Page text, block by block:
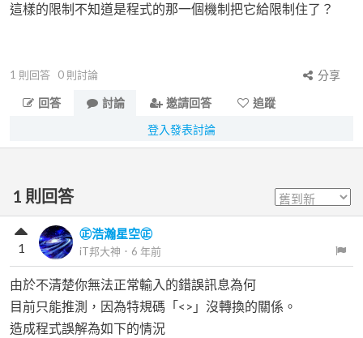
這樣的限制不知道是程式的那一個機制把它給限制住了？
1 則回答 0 則討論
分享
回答
討論 邀請回答
追蹤
登入發表討論
1 則回答
㊣浩瀚星空㊣
iT邦大神 ． 6 年前
1
由於不清楚你無法正常輸入的錯誤訊息為何
目前只能推測，因為特規碼「<>」沒轉換的關係。
造成程式誤解為如下的情況